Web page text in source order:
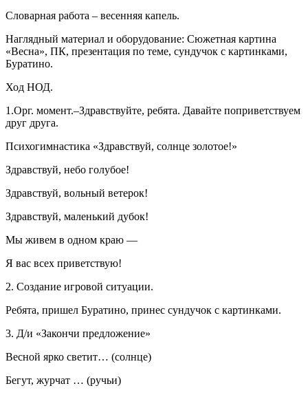
Словарная работа – весенняя капель.
Наглядный материал и оборудование: Сюжетная картина
«Весна», ПК, презентация по теме, сундучок с картинками,
Буратино.
Ход НОД.
1.Орг. момент.–Здравствуйте, ребята. Давайте поприветствуем
друг друга.
Психогимнастика «Здравствуй, солнце золотое!»
Здравствуй, небо голубое!
Здравствуй, вольный ветерок!
Здравствуй, маленький дубок!
Мы живем в одном краю —
Я вас всех приветствую!
2. Создание игровой ситуации.
Ребята, пришел Буратино, принес сундучок с картинками.
3. Д/и «Закончи предложение»
Весной ярко светит… (солнце)
Бегут, журчат … (ручьи)